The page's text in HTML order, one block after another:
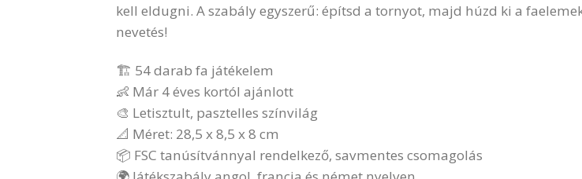
kell eldugni. A szabály egyszerű: építsd a tornyot, majd húzd ki a
nevetés!
🏗️ 54 darab fa játékelem
👶 Már 4 éves kortól ajánlott
🎨 Letisztult, pasztelles színvilág
📐 Méret: 28,5 x 8,5 x 8 cm
📦 FSC tanúsítvánnyal rendelkező, savmentes csomagolás